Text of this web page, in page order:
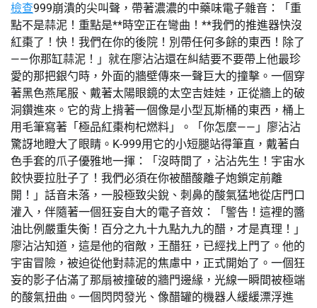
檢查999崩潰的尖叫聲，帶著濃濃的中藥味電子雜音：「重
點不是蒜泥！重點是**時空正在彎曲！**我們的推進器快沒
紅棗了！快！我們在你的後院！別帶任何多餘的東西！除了
——你那缸蒜泥！」就在廖沾沾還在糾結要不要帶上他最珍
愛的那把銀勺時，外面的牆壁傳來一聲巨大的撞擊。一個穿
著黑色燕尾服、戴著太陽眼鏡的太空吉娃娃，正從牆上的破
洞鑽進來。它的背上揹著一個像是小型瓦斯桶的東西，桶上
用毛筆寫著「極品紅棗枸杞燃料」。「你怎麼——」廖沾沾
驚訝地瞪大了眼睛。K-999用它的小短腿站得筆直，戴著白
色手套的爪子優雅地一揮：「沒時間了，沾沾先生！宇宙水
餃快要拉肚子了！我們必須在你被醋酸離子炮鎖定前離
開！」話音未落，一股極致尖銳、刺鼻的酸氣猛地從店門口
灌入，伴隨著一個狂妄自大的電子音效：「警告！這裡的醬
油比例嚴重失衡！百分之九十九點九九的醋，才是真理！」
廖沾沾知道，這是他的宿敵，王醋狂，已經找上門了。他的
宇宙冒險，被迫從他對蒜泥的焦慮中，正式開始了。一個狂
妄的影子佔滿了那扇被撞破的牆門邊緣，光線一瞬間被極端
的酸氣扭曲。一個閃閃發光、像醋罐的機器人緩緩漂浮進